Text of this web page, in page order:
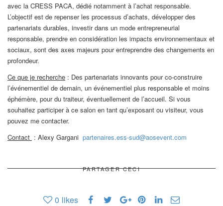
avec la CRESS PACA, dédié notamment à l’achat responsable.
L’objectif est de repenser les processus d’achats, développer des
partenariats durables, investir dans un mode entrepreneurial
responsable, prendre en considération les impacts environnementaux et
sociaux, sont des axes majeurs pour entreprendre des changements en
profondeur.
Ce que je recherche : Des partenariats innovants pour co-construire
l’événementiel de demain, un événementiel plus responsable et moins
éphémère, pour du traiteur, éventuellement de l’accueil. Si vous
souhaitez participer à ce salon en tant qu’exposant ou visiteur, vous
pouvez me contacter.
Contact : Alexy Gargani partenaires.ess-sud@aosevent.com
PARTAGER CECI
0 likes